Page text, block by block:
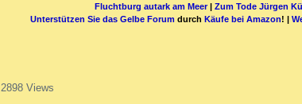
Fluchtburg autark am Meer| Zum Tode Jürgen
Unterstützen Sie das Gelbe Forum durch Käufe bei Amazon! |
2898 Views